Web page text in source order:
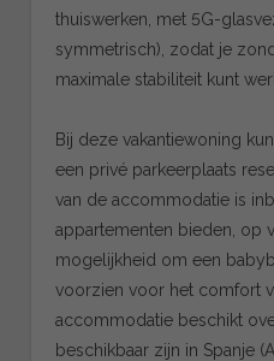
thuiswerken, met 5G-
symmetrisch), zodat je
maximale stabiliteit kunt
Bij deze vakantiewoning
een privé parkeerplaats
van de accommodatie is
appartementen bieden, op
mogelijkheid om een
voorzien voor het comfort
accommodatie beschikt
beschikbaar zijn in Spanje